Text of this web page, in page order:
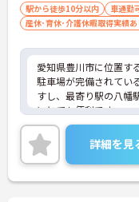
駅から徒歩10分以内 車通勤
産休･育休･介護休暇取得実績あ
愛知県豊川市に位置す
駐車場が完備されてい
すし、最寄り駅の八幡
にとても便利です。
産休・育休の取得実績
で、お子様がいらっし
すい環境なのでとても
方には、詳細の情報や
すのでお気軽にお問い
詳細を見